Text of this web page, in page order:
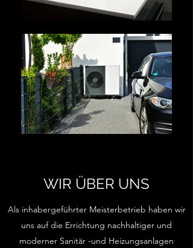
WIR ÜBER UNS
Als inhabergeführter Meisterbetrieb haben wir
uns auf die Errichtung nachhaltiger und
moderner Sanitär -und Heizungsanlagen